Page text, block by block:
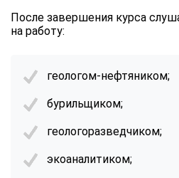
После завершения курса
на работу:
геологом-нефтяником;
бурильщиком;
геологоразведчиком;
экоаналитиком;
online
Мессенджеры